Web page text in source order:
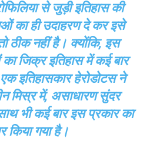
से जुड़ी इतिहास की
का ही उदाहरण दे कर इसे
ठीक नहीं है। क्योंकि, इस
जिक्र इतिहास में कई बार
इतिहासकार हेरोडोटस ने
मिस्र में, असाधारण सुंदर
भी कई बार इस प्रकार का
किया गया है।